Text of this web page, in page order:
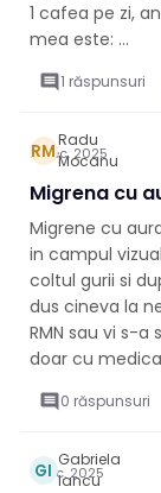
1 cafea pe zi,
mea este: ...
comment 1 răspunsuri
RMRadu
Mocanu
2 dec. 2025
Migrena cu
Migrene cu
in campul
coltul gurii si
dus cineva la
RMN sau vi s-
doar cu
comment 0 răspunsuri
GI Gabriela
Iancu
1 dec. 2025